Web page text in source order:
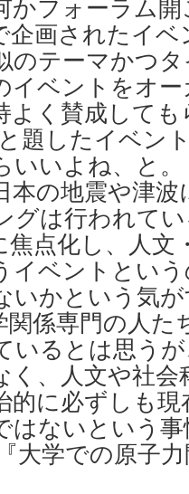
かフォーラム
企画されたイ
のテーマかつ
イベントをオ
よく賛成して
と題したイベン
いいよね、と
本の地震や津
グは行われて
点化し、人文
イベントとい
いかという気
関係専門の人た
いるとは思う
く、人文や社
的に必ずしも
はないという
大学での原子